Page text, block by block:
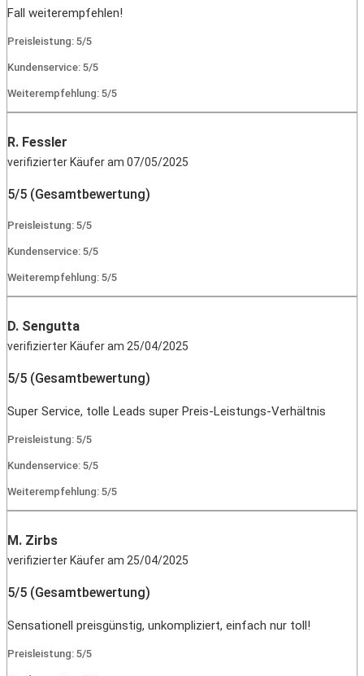
Fall weiterempfehlen!
Preisleistung: 5/5
Kundenservice: 5/5
Weiterempfehlung: 5/5
R. Fessler
verifizierter Käufer am 07/05/2025
5/5 (Gesamtbewertung)
Preisleistung: 5/5
Kundenservice: 5/5
Weiterempfehlung: 5/5
D. Sengutta
verifizierter Käufer am 25/04/2025
5/5 (Gesamtbewertung)
Super Service, tolle Leads super Preis-Leistungs-Verhältnis
Preisleistung: 5/5
Kundenservice: 5/5
Weiterempfehlung: 5/5
M. Zirbs
verifizierter Käufer am 25/04/2025
5/5 (Gesamtbewertung)
Sensationell preisgünstig, unkompliziert, einfach nur toll!
Preisleistung: 5/5